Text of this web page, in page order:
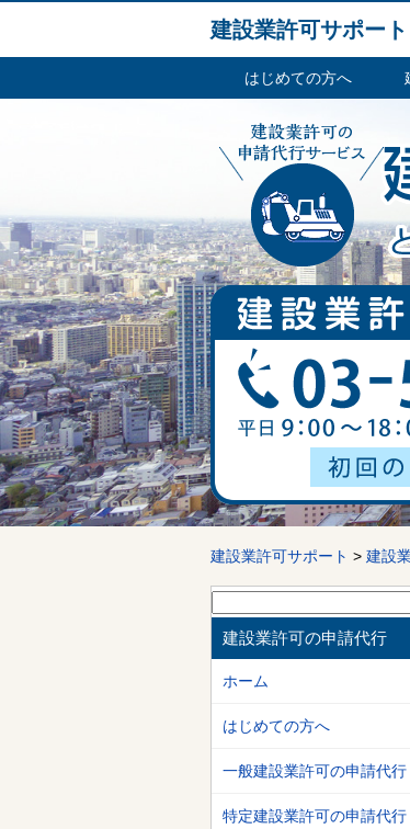
建設業許可サポート
はじめての方へ
建設業許可サポート > 建設
索:建設業許可の申請代行
ホーム
はじめての方へ
一般建設業許可の申請代行
特定建設業許可の申請代行